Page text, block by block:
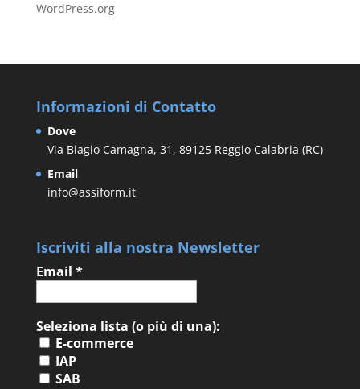
WordPress.org
Informazioni di Contatto
Dove
Via Biagio Camagna, 31, 89125 Reggio Calabria (RC)
Email
info@assiform.it
Iscriviti alla nostra Newsletter
Email *
Seleziona lista (o più di una):
E-commerce
IAP
SAB